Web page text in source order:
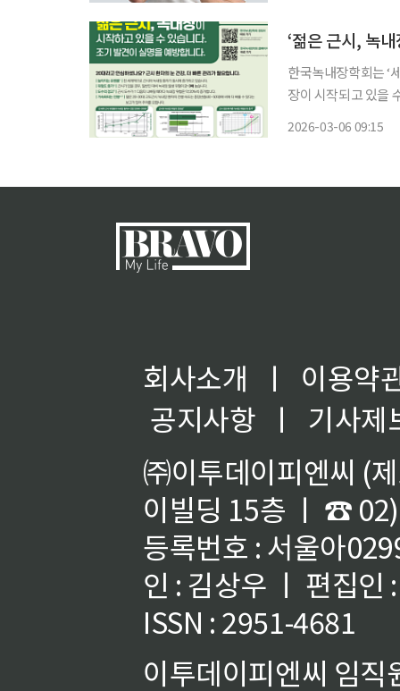
‘젊은 근시, 녹
한국녹내장학회는 ‘
장이 시작되고 있을
2026-03-06 09:15
회사소개 ㅣ
이용약
공지사항
ㅣ
기사제
㈜이투데이피엔씨 (
이빌딩 15층 ㅣ ☎
등록번호 : 서울아
인 : 김상우 ㅣ 편집인
ISSN : 2951-4681
이투데이피엔씨 임